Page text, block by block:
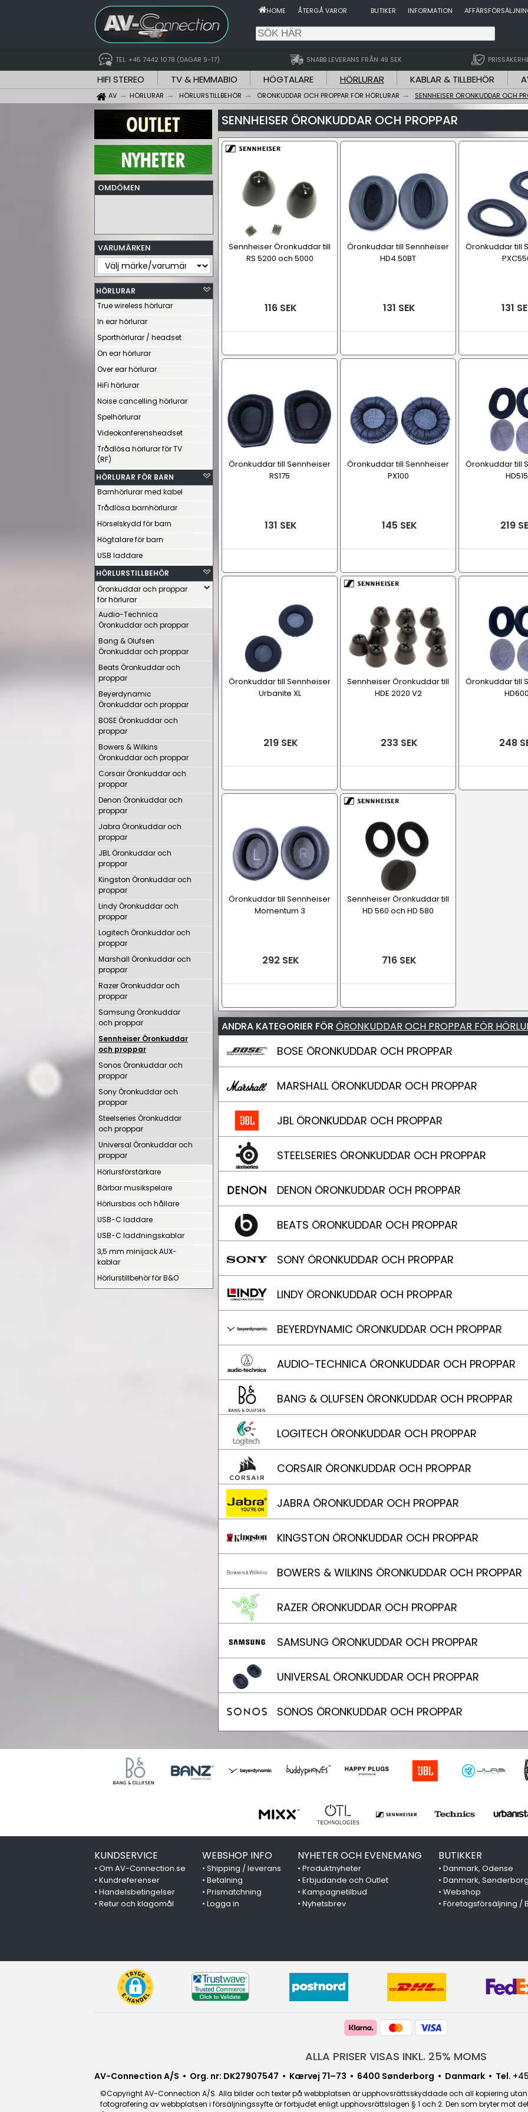
HOME ÅTERGÅ VAROR BUTIKER INFORMATION
TEL. +45 7442 1078 (DAGAR 9-17) SNABB LEVERANS FRÅN 49 SEK
HIFI STEREO TV & HEMMABIO HÖGTALARE HÖRLURAR KABLAR & TILLBEHÖR
AV HÖRLURAR HÖRLURSTILLBEHÖR ÖRONKUDDAR OCH PROPPAR FÖR HÖRLURAR SENNHEISER ÖRONKUDDAR OCH
OMDÖMEN
VARUMÄRKEN
HÖRLURAR
True wireless hörlurar
In ear hörlurar
Sporthörlurar / headset
On ear hörlurar
Over ear hörlurar
HiFi hörlurar
Noise cancelling hörlurar
Spelhörlurar
Videokonferensheadset
Trådlösa hörlurar för TV
(RF)
HÖRLURAR FÖR BARN
Barnhörlurar med kabel
Trådlösa barnhörlurar
Hörselskydd för barn
Högtalare för barn
USB laddare
HÖRLURSTILLBEHÖR
Öronkuddar och proppar
för hörlurar
Audio-Technica
Öronkuddar och proppar
Bang & Olufsen
Öronkuddar och proppar
Beats Öronkuddar och
proppar
Beyerdynamic
Öronkuddar och proppar
BOSE Öronkuddar och
proppar
Bowers & Wilkins
Öronkuddar och proppar
Corsair Öronkuddar och
proppar
Denon Öronkuddar och
proppar
Jabra Öronkuddar och
proppar
JBL Öronkuddar och
proppar
Kingston Öronkuddar och
proppar
Lindy Öronkuddar och
proppar
Logitech Öronkuddar och
proppar
Marshall Öronkuddar och
proppar
Razer Öronkuddar och
proppar
Samsung Öronkuddar
och proppar
Sennheiser Öronkuddar
och proppar
Sonos Öronkuddar och
proppar
Sony Öronkuddar och
proppar
Steelseries Öronkuddar
och proppar
Universal Öronkuddar och
proppar
Hörlursförstärkare
Bärbar musikspelare
Hörlursbas och hållare
USB-C laddare
USB-C laddningskablar
3,5 mm minijack AUX-
kablar
Hörlurstillbehör för B&O
SENNHEISER ÖRONKUDDAR OCH PROPPAR
Sennheiser Öronkuddar till
RS 5200 och 5000
116 SEK
Öronkuddar till Sennheiser
HD4.50BT
131 SEK
Öronkuddar till
131
Öronkuddar till Sennheiser
RS175
131 SEK
Öronkuddar till Sennheiser
PX100
145 SEK
Öronkuddar till
HD515
219
Öronkuddar till Sennheiser
Urbanite XL
219 SEK
Sennheiser Öronkuddar till
HDE 2020 V2
233 SEK
Öronkuddar till
248
Öronkuddar till Sennheiser
Momentum 3
292 SEK
Sennheiser Öronkuddar till
HD 560 och HD 580
716 SEK
ANDRA KATEGORIER FÖR ÖRONKUDDAR OCH PROPPAR FÖR
BOSE ÖRONKUDDAR OCH PROPPAR
MARSHALL ÖRONKUDDAR OCH PROPPAR
JBL ÖRONKUDDAR OCH PROPPAR
STEELSERIES ÖRONKUDDAR OCH PROPPAR
DENON ÖRONKUDDAR OCH PROPPAR
BEATS ÖRONKUDDAR OCH PROPPAR
SONY ÖRONKUDDAR OCH PROPPAR
LINDY ÖRONKUDDAR OCH PROPPAR
BEYERDYNAMIC ÖRONKUDDAR OCH PROPPAR
AUDIO-TECHNICA ÖRONKUDDAR OCH PROPPAR
BANG & OLUFSEN ÖRONKUDDAR OCH PROPPAR
LOGITECH ÖRONKUDDAR OCH PROPPAR
CORSAIR ÖRONKUDDAR OCH PROPPAR
JABRA ÖRONKUDDAR OCH PROPPAR
KINGSTON ÖRONKUDDAR OCH PROPPAR
BOWERS & WILKINS ÖRONKUDDAR OCH PROPPAR
RAZER ÖRONKUDDAR OCH PROPPAR
SAMSUNG ÖRONKUDDAR OCH PROPPAR
UNIVERSAL ÖRONKUDDAR OCH PROPPAR
SONOS ÖRONKUDDAR OCH PROPPAR
KUNDSERVICE
• Om AV-Connection.se
• Kundreferenser
• Handelsbetingelser
• Retur och klagomål
WEBSHOP INFO
• Shipping / leverans
• Betalning
• Prismatchning
• Logga in
NYHETER OCH EVENEMANG
• Produktnyheter
• Erbjudande och Outlet
• Kampagnetilbud
• Nyhetsbrev
BUTIKKER
• Danmark, Odense
• Danmark,
• Webshop
• Företagsförsäljning /
ALLA PRISER VISAS INKL. 25% MOMS
AV-Connection A/S • Org. nr: DK27907547 • Kærvej 71–73 • 6400 Sønderborg • Danmark • Tel.
©Copyright AV-Connection A/S. Alla bilder och texter på webbplatsen är upphovsrättsskyddade och all kopiering
fotografering av webbplatsen i försäljningssyfte är förbjudet enligt upphovsrättslagen § 1 och 2. Den som bryter mot